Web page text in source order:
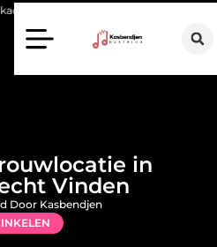
in
Vinden
Door Kasbendjen